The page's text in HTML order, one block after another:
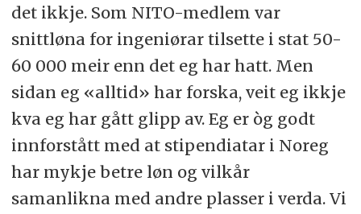
det ikkje. Som NITO-medlem var
snittløna for ingeniørar tilsette i stat 50-
60 000 meir enn det eg har hatt. Men
sidan eg «alltid» har forska, veit eg ikkje
kva eg har gått glipp av. Eg er òg godt
innforstått med at stipendiatar i Noreg
har mykje betre løn og vilkår
samanlikna med andre plasser i verda. Vi